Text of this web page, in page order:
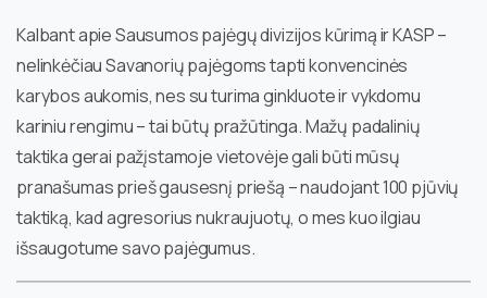
Kalbant apie Sausumos pajėgų divizijos kūrimą ir KASP –
nelinkėčiau Savanorių pajėgoms tapti konvencinės
karybos aukomis, nes su turima ginkluote ir vykdomu
kariniu rengimu – tai būtų pražūtinga. Mažų padalinių
taktika gerai pažįstamoje vietovėje gali būti mūsų
pranašumas prieš gausesnį priešą – naudojant 100 pjūvių
taktiką, kad agresorius nukraujuotų, o mes kuo ilgiau
išsaugotume savo pajėgumus.